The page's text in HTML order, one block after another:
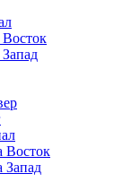
Восток
Восток
Запад